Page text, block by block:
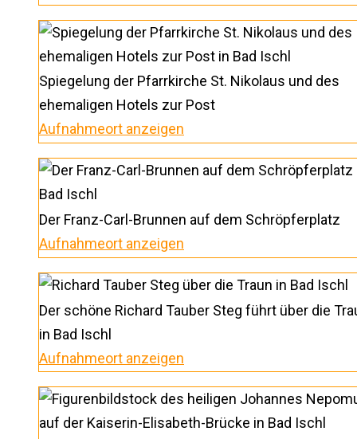
Spiegelung der Pfarrkirche St. Nikolaus und des
ehemaligen Hotels zur Post
Aufnahmeort anzeigen
Der Franz-Carl-Brunnen auf dem Schröpferplatz
Aufnahmeort anzeigen
Der schöne Richard Tauber Steg führt über die
in Bad Ischl
Aufnahmeort anzeigen